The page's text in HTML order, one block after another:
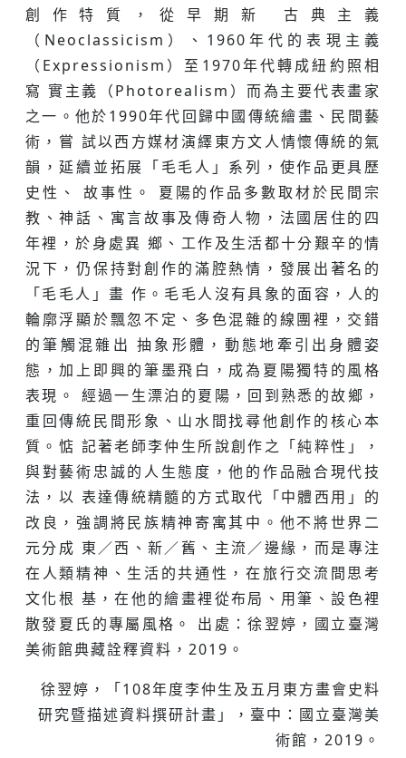
創作特質，從早期新 古典主義
（Neoclassicism）、1960年代的表現主義
（Expressionism）至1970年代轉成紐約照相
寫 實主義（Photorealism）而為主要代表畫家
之一。他於1990年代回歸中國傳統繪畫、民間藝
術，嘗 試以西方媒材演繹東方文人情懷傳統的氣
韻，延續並拓展「毛毛人」系列，使作品更具歷
史性、 故事性。 夏陽的作品多數取材於民間宗
教、神話、寓言故事及傳奇人物，法國居住的四
年裡，於身處異 鄉、工作及生活都十分艱辛的情
況下，仍保持對創作的滿腔熱情，發展出著名的
「毛毛人」畫 作。毛毛人沒有具象的面容，人的
輪廓浮顯於飄忽不定、多色混雜的線團裡，交錯
的筆觸混雜出 抽象形體，動態地牽引出身體姿
態，加上即興的筆墨飛白，成為夏陽獨特的風格
表現。 經過一生漂泊的夏陽，回到熟悉的故鄉，
重回傳統民間形象、山水間找尋他創作的核心本
質。惦 記著老師李仲生所說創作之「純粹性」，
與對藝術忠誠的人生態度，他的作品融合現代技
法，以 表達傳統精髓的方式取代「中體西用」的
改良，強調將民族精神寄寓其中。他不將世界二
元分成 東／西、新／舊、主流／邊緣，而是專注
在人類精神、生活的共通性，在旅行交流間思考
文化根 基，在他的繪畫裡從布局、用筆、設色裡
散發夏氏的專屬風格。 出處：徐翌婷，國立臺灣
美術館典藏詮釋資料，2019。
徐翌婷，「108年度李仲生及五月東方畫會史料
研究暨描述資料撰研計畫」，臺中：國立臺灣美
術館，2019。